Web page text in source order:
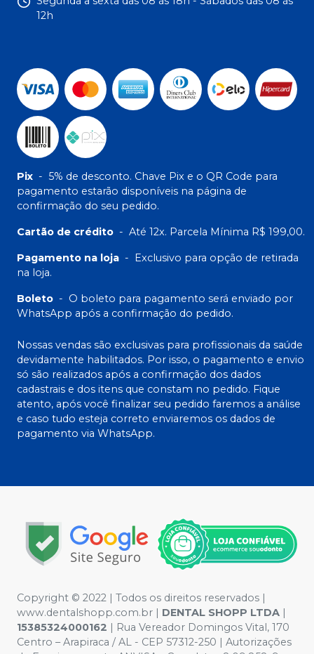
12h
Pix - 5% de desconto. Chave Pix e o QR Code para
pagamento estarão disponíveis na página de
confirmação do seu pedido.
Cartão de crédito - Até 12x. Parcela Mínima R$ 199,00.
Pagamento na loja - Exclusivo para opção de retirada
na loja.
Boleto - O boleto para pagamento será enviado por
WhatsApp após a confirmação do pedido.
Nossas vendas são exclusivas para profissionais da saúde
devidamente habilitados. Por isso, o pagamento e envio
só são realizados após a confirmação dos dados
cadastrais e dos itens que constam no pedido. Fique
atento, após você finalizar seu pedido faremos a análise
e caso tudo esteja correto enviaremos os dados de
pagamento via WhatsApp.
Copyright © 2022 | Todos os direitos reservados |
www.dentalshopp.com.br | DENTAL SHOPP LTDA |
15385324000162 | Rua Vereador Domingos Vital, 170
Centro – Arapiraca / AL - CEP 57312-250 | Autorizações